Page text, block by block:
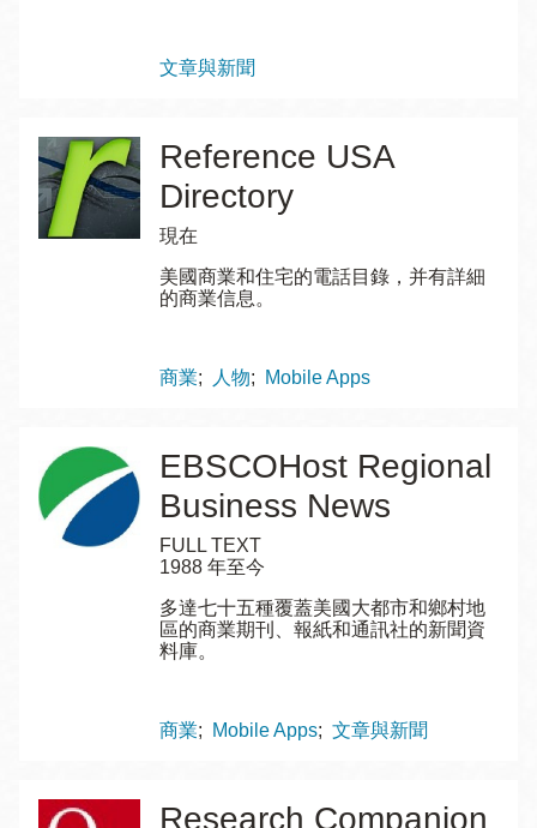
Topics
文章與新聞
Reference USA
Directory
現在
美國商業和住宅的電話目錄，并有詳細
的商業信息。
Topics
商業 人物 Mobile Apps
EBSCOHost Regional
Business News
FULL TEXT
1988 年至今
多達七十五種覆蓋美國大都市和鄉村地
區的商業期刊、報紙和通訊社的新聞資
料庫。
Topics
商業 Mobile Apps 文章與新聞
Research Companion